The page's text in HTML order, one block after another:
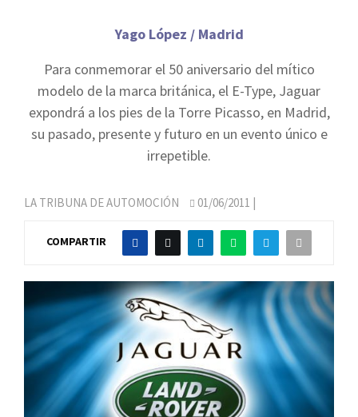
Yago López / Madrid
Para conmemorar el 50 aniversario del mítico
modelo de la marca británica, el E-Type, Jaguar
expondrá a los pies de la Torre Picasso, en Madrid,
su pasado, presente y futuro en un evento único e
irrepetible.
LA TRIBUNA DE AUTOMOCIÓN 01/06/2011 |
COMPARTIR